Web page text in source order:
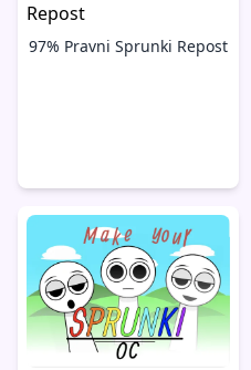
97% Pravni Sprunki Repost